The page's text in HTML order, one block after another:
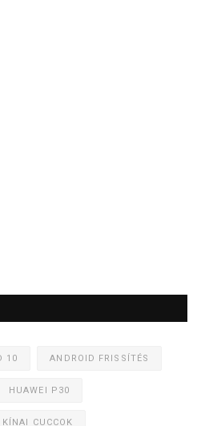
10 ANDROID FRISSÍTÉS
HUAWEI P30
KÍNAI CUCCOK